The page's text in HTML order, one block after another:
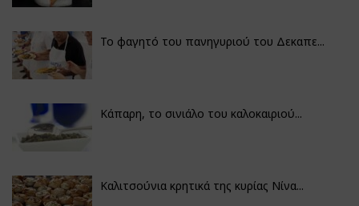
Το φαγητό του πανηγυριού του Δεκαπε...
Κάπαρη, το σινιάλο του καλοκαιριού...
Καλιτσούνια κρητικά της κυρίας Νίνα...